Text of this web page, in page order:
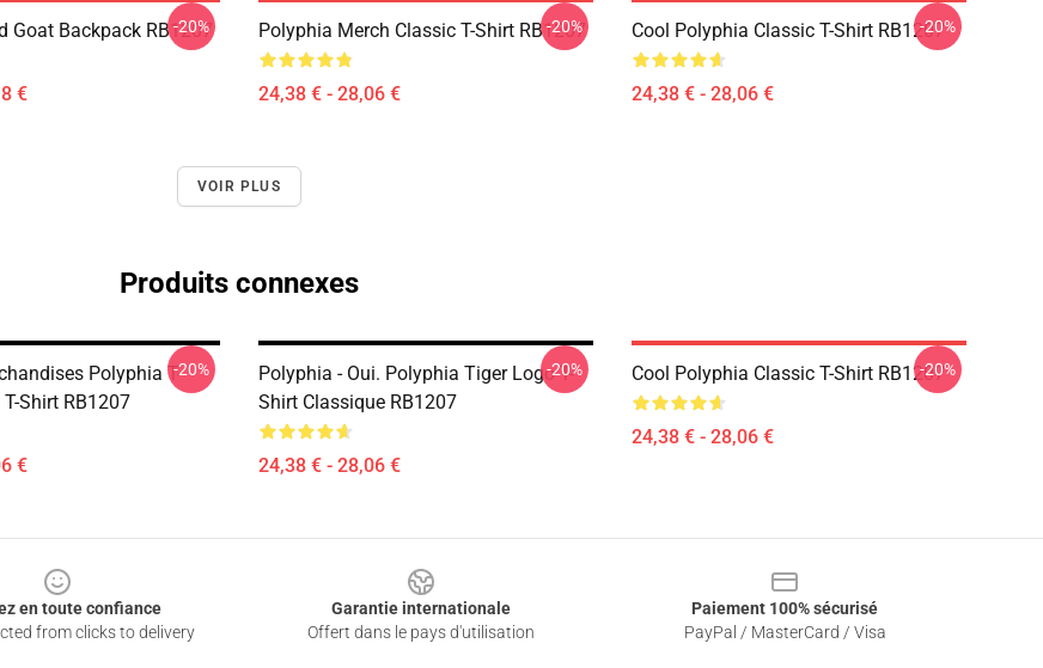
Goat Backpack RB1207
€
-20% Polyphia Merch Classic T-Shirt RB1207
24,38 € - 28,06 €
-20% Cool Polyphia Classic T-Shirt RB1207
24,38 € - 28,06 €
-20%
VOIR PLUS
Produits connexes
Polyphia T-
Shirt RB1207
€
-20%
Polyphia - Oui. Polyphia Tiger Logo T-
Shirt Classique RB1207
24,38 € - 28,06 €
-20% Cool Polyphia Classic T-Shirt RB1207
24,38 € - 28,06 €
-20%
en toute confiance
from clicks to delivery
Garantie internationale
Offert dans le pays d'utilisation
Paiement 100% sécurisé
PayPal / MasterCard / Visa